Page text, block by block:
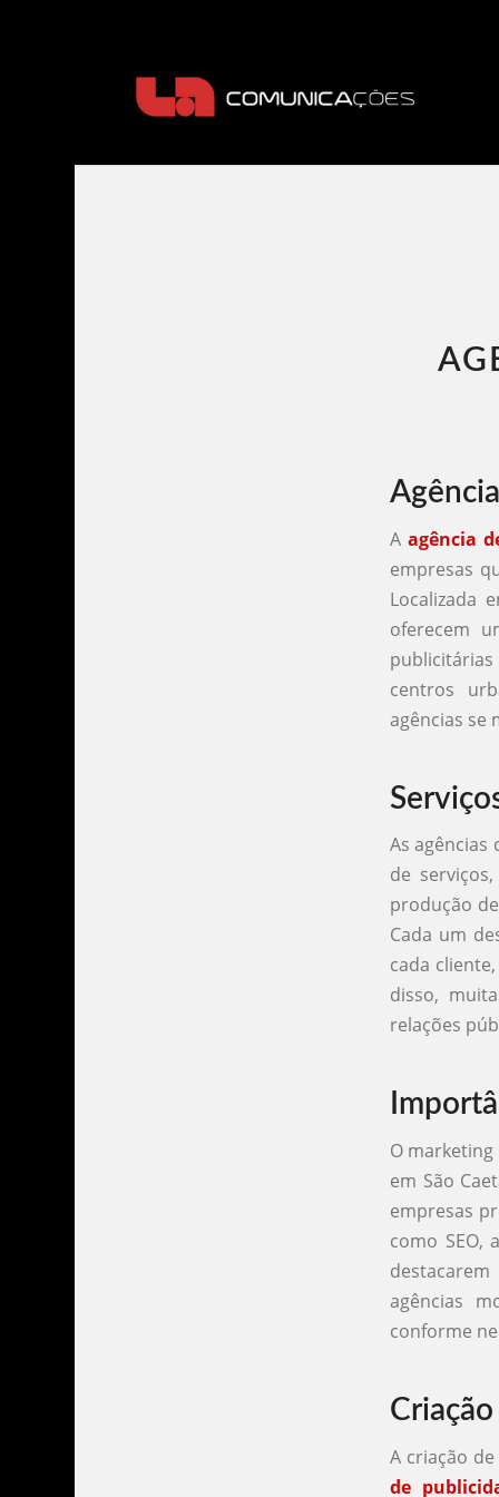
A agência
empresas
Localizada
oferecem
centros
agências se
As agências
de
produção
Cada um
cada
disso,
relações
O
em São
empresas
como SEO,
agências
conforme
A criação
de